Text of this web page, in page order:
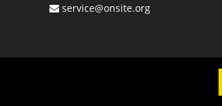
service@onsite.org